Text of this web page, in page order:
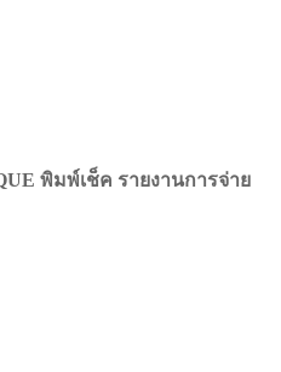
พิมพ์เช็ค รายงานการจ่าย